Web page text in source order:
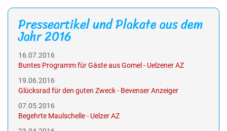
Presseartikel und Plakate aus dem
Jahr 2016
16.07.2016
Buntes Programm für Gäste aus Gomel - Uelzener AZ
19.06.2016
Glücksrad für den guten Zweck - Bevenser Anzeiger
07.05.2016
Begehrte Maulschelle - Uelzer AZ